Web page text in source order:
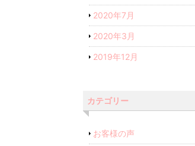
2020年7月
2020年3月
2019年12月
カテゴリー
お客様の声